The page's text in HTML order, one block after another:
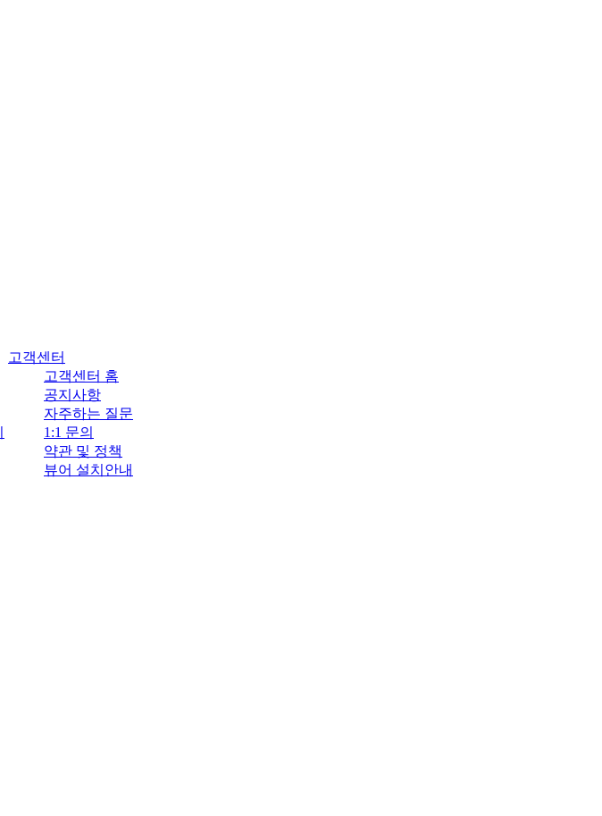
고객센터
고객센터 홈
공지사항
자주하는 질문
1:1 문의
약관 및 정책
뷰어 설치안내